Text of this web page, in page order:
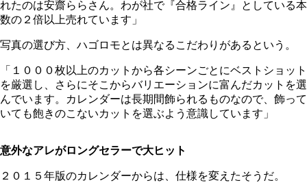
れたのは安齋ららさん。わが社で『合格ライン』としている本
数の２倍以上売れています」
写真の選び方、ハゴロモとは異なるこだわりがあるという。
「１０００枚以上のカットから各シーンごとにベストショット
を厳選し、さらにそこからバリエーションに富んだカットを選
んでいます。カレンダーは長期間飾られるものなので、飾って
いても飽きのこないカットを選ぶよう意識しています」
意外なアレがロングセラーで大ヒット
２０１５年版のカレンダーからは、仕様を変えたそうだ。